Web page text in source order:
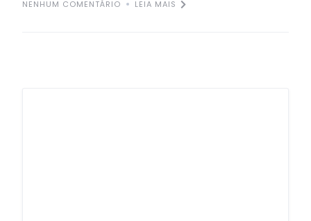
NENHUM COMENTÁRIO
LEIA MAIS